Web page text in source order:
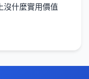
沒什麼實用價值